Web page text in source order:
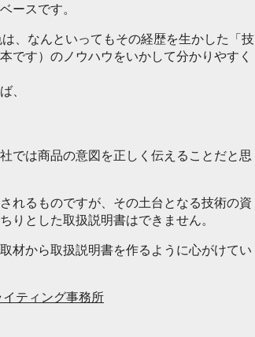
ースです。
、なんといってもその経歴を生かした「技
です）のノウハウをいかして分かりやすく
、
では商品の意図を正しく伝えることだと思
れるものですが、その土台となる技術の資
りとした取扱説明書はできません。
材から取扱説明書を作るように心がけてい
ティング事務所